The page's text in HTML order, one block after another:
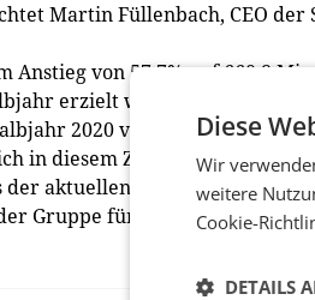
Martin Füllenbach, CEO der
Anstieg von 57,7% auf 660,8
erzielt werden – der führte
2020 von 57,6 Mio. € auf
in diesem Zeitraum auf 224,6
der aktuellen Zahlen geht der
Gruppe für das Gesamtjahr
Diese
Wir
weitere
Cookie-
DETAILS